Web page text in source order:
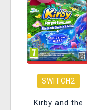
SWITCH2
Kirby and the